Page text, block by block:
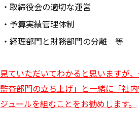
・取締役会の適切な運営
・予算実績管理体制
・経理部門と財務部門の分離 等
見ていただいてわかると思いますが
監査部門の立ち上げ」と一緒に「社
ジュールを組むことをお勧めします。